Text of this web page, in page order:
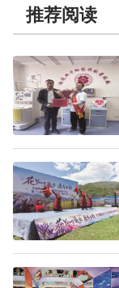
推荐阅读